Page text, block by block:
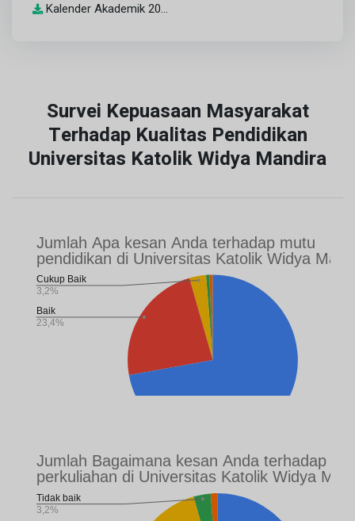
Kalender Akademik 20...
Survei Kepuasaan Masyarakat
Terhadap Kualitas Pendidikan
Universitas Katolik Widya Mandira